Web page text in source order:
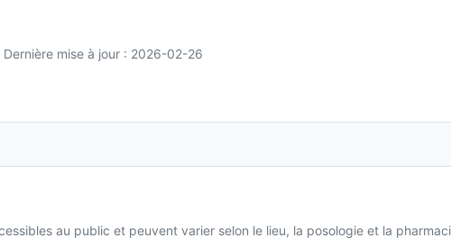
Dernière mise à jour : 2026-02-26
au public et peuvent varier selon le lieu, la posologie et la